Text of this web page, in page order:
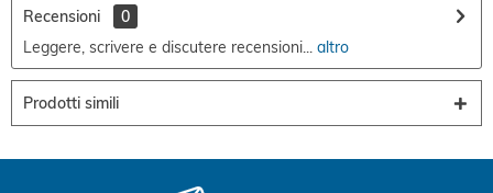
Recensioni
0
Leggere, scrivere e discutere recensioni... altro
Prodotti simili